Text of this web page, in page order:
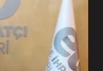
NEYİ